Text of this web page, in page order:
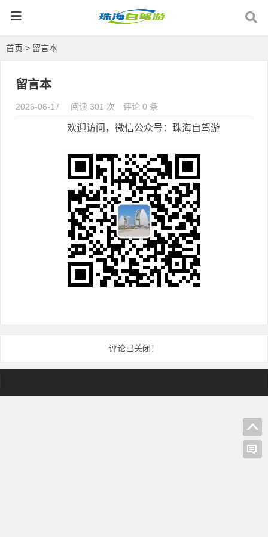
首页 > 留言本
留言本
2026-06-17 阅读 301 次 评论 0 条
欢迎访问，微信公众号：珠海自驾游
评论已关闭！